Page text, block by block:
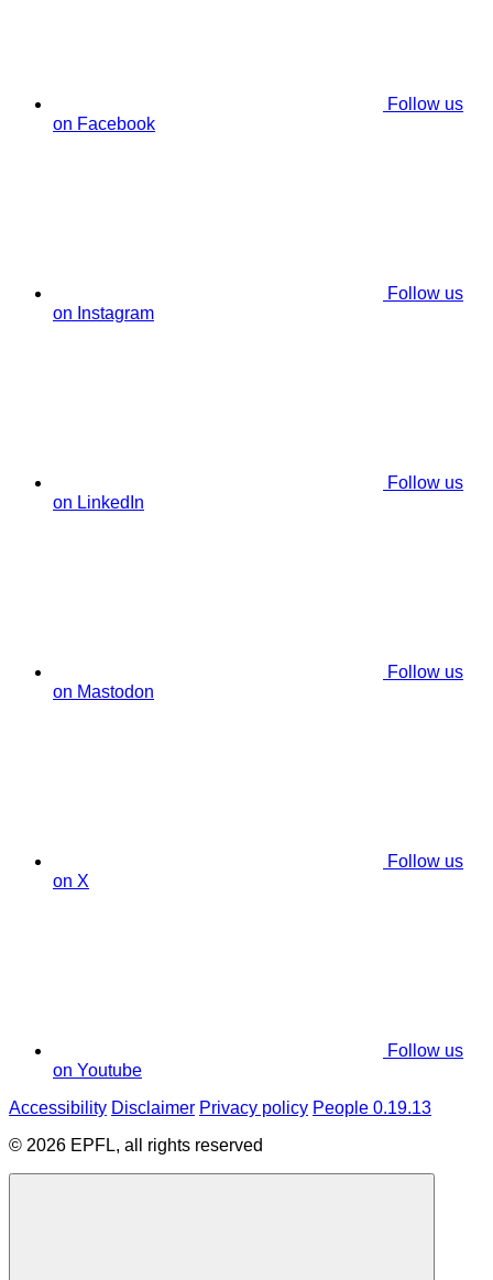
Follow us
on Facebook
Follow us
on Instagram
Follow us
on LinkedIn
Follow us
on Mastodon
Follow us
on X
Follow us
on Youtube
Accessibility Disclaimer Privacy policy People 0.19.13
© 2026 EPFL, all rights reserved